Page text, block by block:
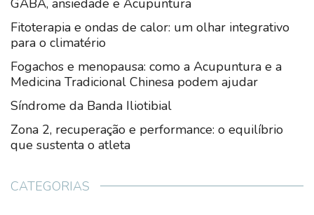
Fitoterapia e ondas de calor: um olhar integrativo
para o climatério
Fogachos e menopausa: como a Acupuntura e a
Medicina Tradicional Chinesa podem ajudar
Síndrome da Banda Iliotibial
Zona 2, recuperação e performance: o equilíbrio
que sustenta o atleta
CATEGORIAS